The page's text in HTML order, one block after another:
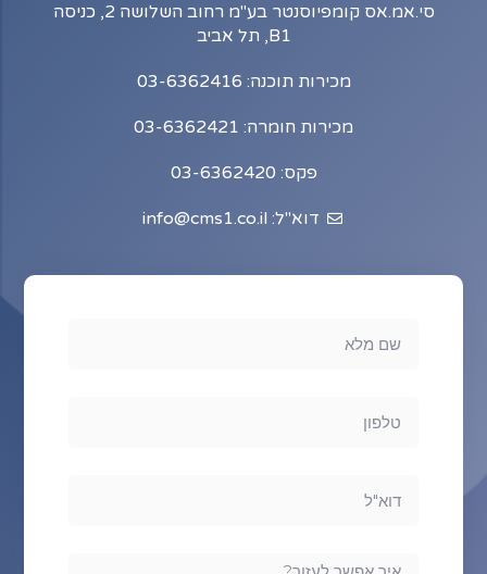
סי.אמ.אס קומפיוסנטר בע"מ רחוב השלושה 2, כניסה
B1, תל אביב
מכירות תוכנה: 03-6362416
מכירות חומרה: 03-6362421
פקס: 03-6362420
דוא"ל: info@cms1.co.il